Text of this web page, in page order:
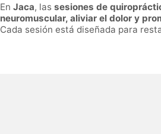
En Jaca, las sesiones de
neuromuscular, aliviar el dolor y
Cada sesión está diseñada para